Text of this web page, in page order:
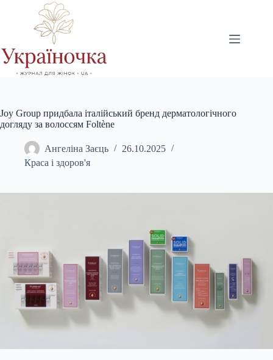
Joy Group придбала італійський бренд дерматологічного
догляду за волоссям Foltène
Ангеліна Заєць
26.10.2025
Краса і здоров'я